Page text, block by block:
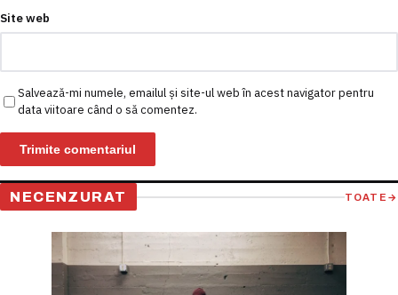
Site web
Salvează-mi numele, emailul și site-ul web în acest navigator pentru
data viitoare când o să comentez.
NECENZURAT TOATE →